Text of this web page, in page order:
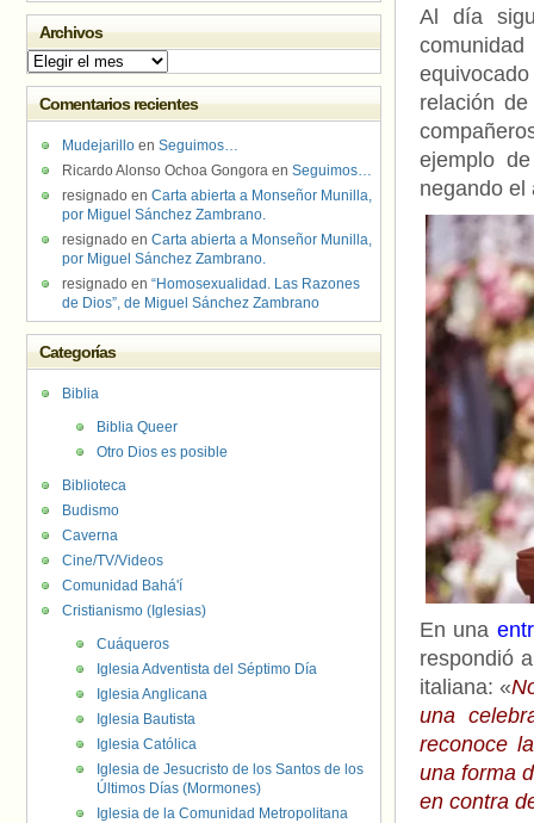
Al día
relación
ejemplo
negando el
En una
respondió
italiana: «
una
reconoce
una forma
en contra
Archivos
Archivos
Comentarios recientes
Mudejarillo en Seguimos…
Ricardo Alonso Ochoa Gongora en Seguimos…
resignado en Carta abierta a Monseñor Munilla,
por Miguel Sánchez Zambrano.
resignado en Carta abierta a Monseñor Munilla,
por Miguel Sánchez Zambrano.
resignado en “Homosexualidad. Las Razones
de Dios”, de Miguel Sánchez Zambrano
Categorías
Biblia
Biblia Queer
Otro Dios es posible
Biblioteca
Budismo
Caverna
Cine/TV/Videos
Comunidad Bahá'í
Cristianismo (Iglesias)
Cuáqueros
Iglesia Adventista del Séptimo Día
Iglesia Anglicana
Iglesia Bautista
Iglesia Católica
Iglesia de Jesucristo de los Santos de los
Últimos Días (Mormones)
Iglesia de la Comunidad Metropolitana